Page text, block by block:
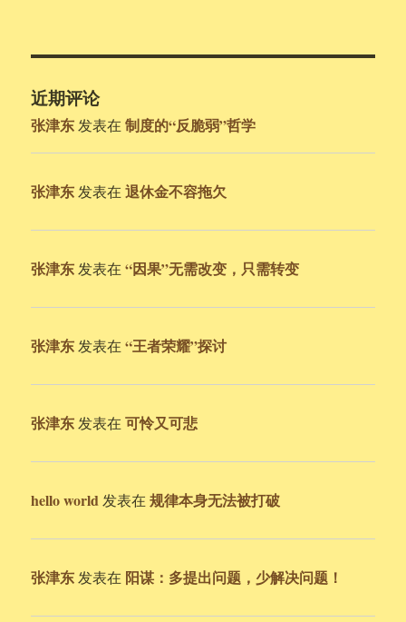
近期评论
张津东 发表在制度的“反脆弱”哲学
张津东 发表在退休金不容拖欠
张津东 发表在“因果”无需改变，只需转变
张津东 发表在“王者荣耀”探讨
张津东 发表在可怜又可悲
hello world 发表在规律本身无法被打破
张津东 发表在 阳谋：多提出问题，少解决问题！